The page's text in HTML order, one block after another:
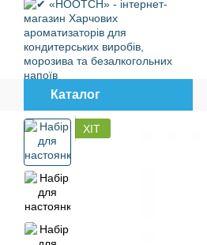
Перейти до основного контенту
Каталог
ХІТ